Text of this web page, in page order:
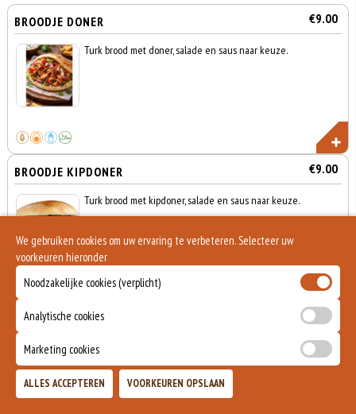
BROODJE DONER €9.00
Turk brood met doner, salade en saus naar keuze.
BROODJE KIPDONER €9.00
Turk brood met kipdoner, salade en saus naar keuze.
BROODJE KIPFILET €9.50
Turk brood met kipfilet, salade en saus naar keuze.
Alleen Totaal
€0,00
We gebruiken cookies om uw ervaring te verbeteren. Selecteer uw
voorkeuren hieronder
Noodzakelijke cookies (verplicht)
Analytische cookies
Marketing cookies
ALLES ACCEPTEREN VOORKEUREN OPSLAAN